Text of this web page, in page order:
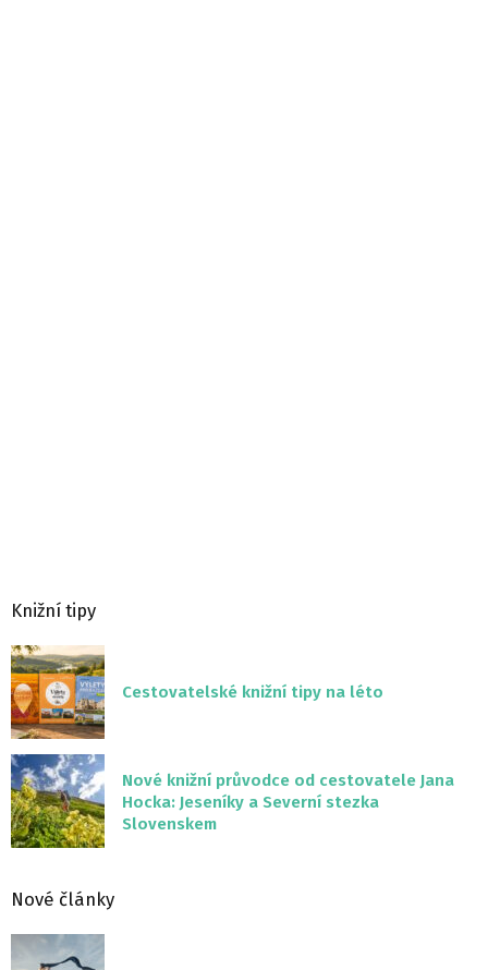
Knižní tipy
Cestovatelské knižní tipy na léto
Nové knižní průvodce od cestovatele Jana
Hocka: Jeseníky a Severní stezka
Slovenskem
Nové články